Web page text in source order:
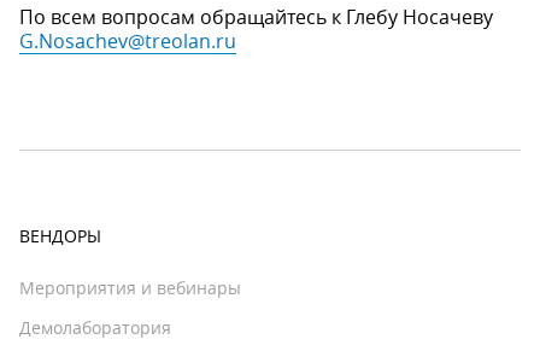
По всем вопросам обращайтесь к Глебу Носачеву
G.Nosachev@treolan.ru
ВЕНДОРЫ
Мероприятия и вебинары
Демолаборатория